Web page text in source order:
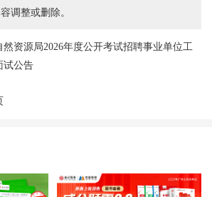
调整或删除。
然资源局2026年度公开考试招聘事业单位工
试公告